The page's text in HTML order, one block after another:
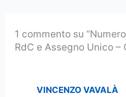
1 commento su
RdC e Assegno Unico –
VINCENZO VAVALÀ